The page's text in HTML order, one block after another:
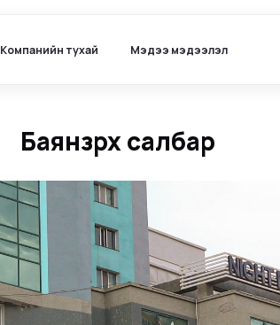
Компанийн тухай Мэдээ мэдээлэл
Баянзүрх салбар